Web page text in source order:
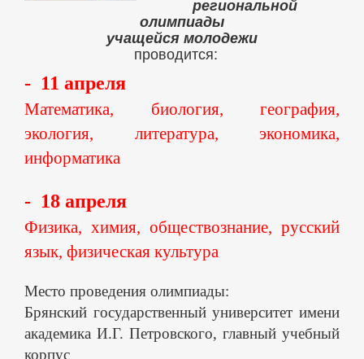
региональной
олимпиады
учащейся молодежи
проводится:
- 11 апреля
Математика, биология, география,
экология, литература, экономика,
информатика
- 18 апреля
Физика, химия, обществознание, русский
язык, физическая культура
Место проведения олимпиады:
Брянский государственный университет имени
академика И.Г. Петровского, главный учебный
корпус